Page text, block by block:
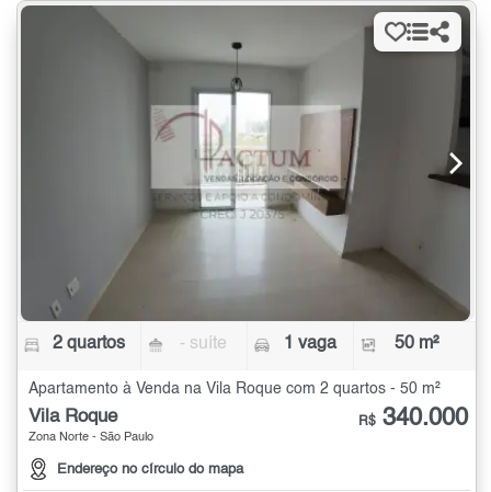
2 quartos - suíte 1 vaga 50 m²
Apartamento à Venda na Vila Roque com 2 quartos - 50 m²
Vila Roque
Zona Norte - São Paulo
Endereço no círculo do mapa
R$ 340.000